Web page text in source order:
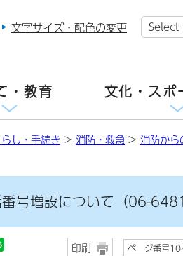
文字サイズ・配色の変更
・教育 文化・スポ
し・手続き > 消防・救急 > 消防から
号増設について（06-
印刷 ページ番号